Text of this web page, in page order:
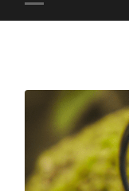
Toggle
mobile